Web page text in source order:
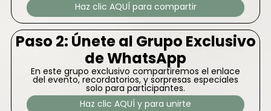
Haz clic AQUÍ para compartir
Paso 2: Únete al Grupo Exclusivo
de WhatsApp
En este grupo exclusivo compartiremos el enlace
del evento, recordatorios, y sorpresas especiales
solo para participantes.
Haz clic AQUÍ y para unirte